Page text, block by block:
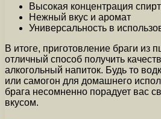
Высокая концентрация
Нежный вкус и аромат
Универсальность в
В итоге, приготовление браги из
отличный способ получить
алкогольный напиток. Будь то
или самогон для домашнего
брага несомненно порадует вас
вкусом.